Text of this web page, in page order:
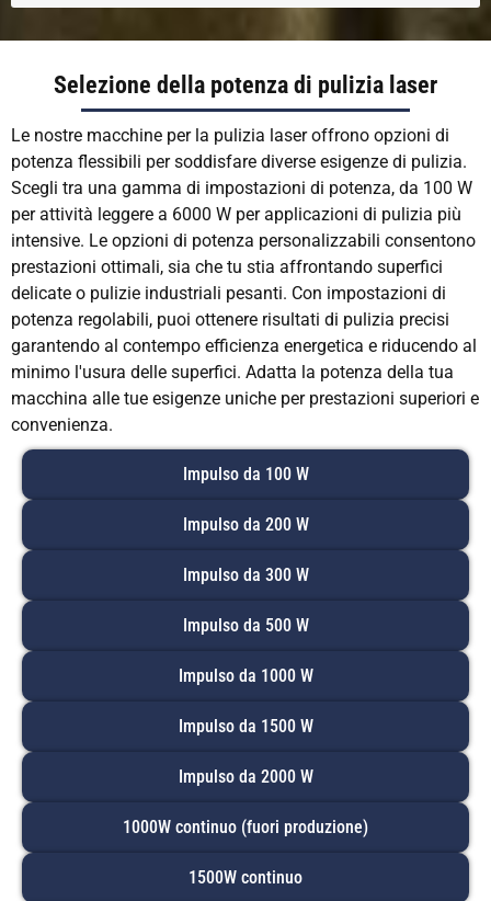
Selezione della potenza di pulizia laser
Le nostre macchine per la pulizia laser offrono opzioni di
potenza flessibili per soddisfare diverse esigenze di pulizia.
Scegli tra una gamma di impostazioni di potenza, da 100 W
per attività leggere a 6000 W per applicazioni di pulizia più
intensive. Le opzioni di potenza personalizzabili consentono
prestazioni ottimali, sia che tu stia affrontando superfici
delicate o pulizie industriali pesanti. Con impostazioni di
potenza regolabili, puoi ottenere risultati di pulizia precisi
garantendo al contempo efficienza energetica e riducendo al
minimo l'usura delle superfici. Adatta la potenza della tua
macchina alle tue esigenze uniche per prestazioni superiori e
convenienza.
Impulso da 100 W
Impulso da 200 W
Impulso da 300 W
Impulso da 500 W
Impulso da 1000 W
Impulso da 1500 W
Impulso da 2000 W
1000W continuo (fuori produzione)
1500W continuo